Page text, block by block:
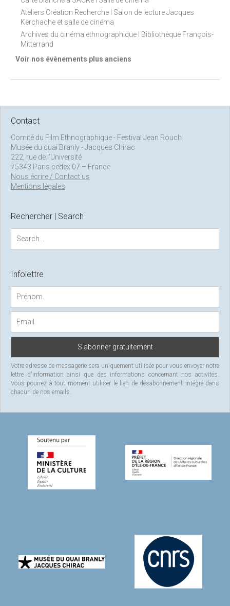
Ateliers Création Recherche I Salon de lecture Jacques
Kerchache et salle de cinéma
Archives du cinéma ethnographique I Bibliothèque François-
Mitterrand
Voir nos évènements plus anciens
Contact
Comité du Film Ethnographique - Festival Jean Rouch
Musée du quai Branly - Jacques Chirac
222, rue de l’Université
75343 Paris cedex 07 – France
Nous écrire / Contact us
Mentions légales
Rechercher | Search
a
c
r
Infolettre
Votre adresse de messagerie sera uniquement utilisée pour vous envoyer notre
lettre d'information ainsi que des informations concernant nos activités.
Vous pourrez à tout moment utiliser le lien de désabonnement intégré dans
chacun de nos emails.